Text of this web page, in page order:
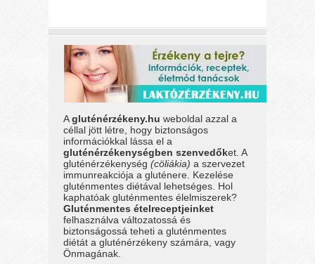
Agluténérzékeny.hu weboldal azzal a
céllal jött létre, hogy biztonságos
információkkal lássa el a
gluténérzékenységben szenvedőket. A
gluténérzékenység(cöliákia) a szervezet
immunreakciója a gluténere. Kezelése
gluténmentes diétával lehetséges. Hol
kaphatóak gluténmentes élelmiszerek?
Gluténmentes ételreceptjeinket
felhasználva változatossá és
biztonságossá teheti a gluténmentes
diétát a gluténérzékeny számára, vagy
Önmagának.